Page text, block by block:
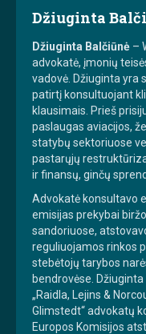
Džiuginta
Džiuginta Balčiūnė –
advokatė, įmonių
vadovė. Džiuginta yra
patirtį konsultuojant
klausimais. Prieš
paslaugas aviacijos,
statybų sektoriuose
pastarųjų
ir finansų, ginčų
Advokatė konsultavo
emisijas prekybai
sandoriuose,
reguliuojamos rinkos
stebėtojų tarybos
bendrovėse.
„Raidla, Lejins &
Glimstedt“ advokatų
Europos Komisijos